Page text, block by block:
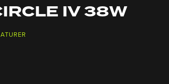
IV 38W